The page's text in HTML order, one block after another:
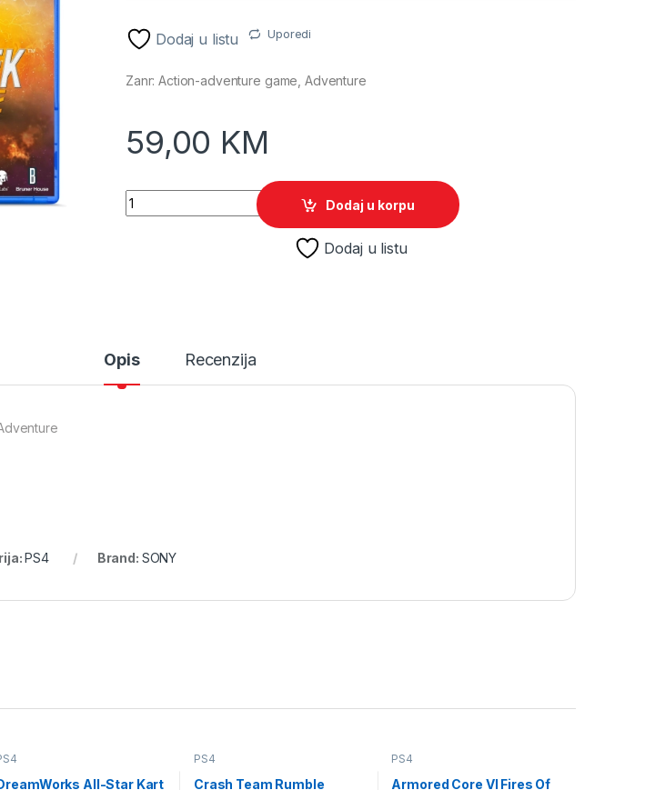
Dodaj u listu Uporedi
Zanr: Action-adventure game, Adventure
59,00 KM
Star Trek Resurgence /PS4 quantity
Dodaj u korpu
Dodaj u listu
Opis Recenzija
PS4 Brand: SONY
All-Star Kart
PS4
Crash Team Rumble
PS4
Armored Core VI Fires Of